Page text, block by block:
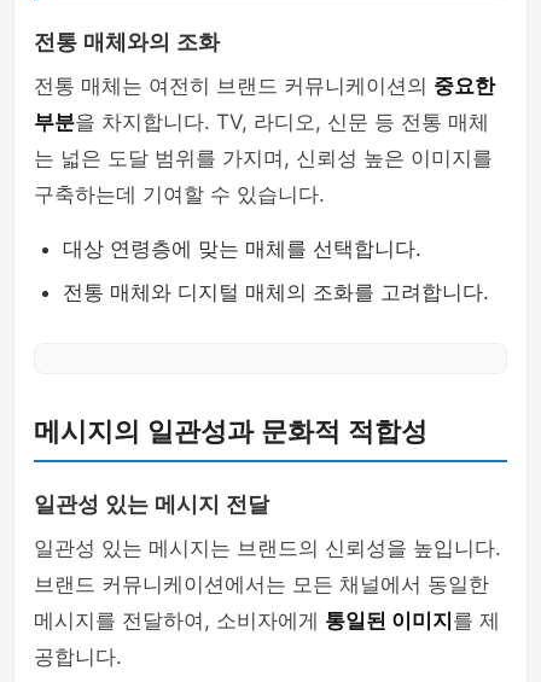
전통 매체와의 조화
전통 매체는 여전히 브랜드 커뮤니케이션의 중요한
부분을 차지합니다. TV, 라디오, 신문 등 전통 매체
는 넓은 도달 범위를 가지며, 신뢰성 높은 이미지를
구축하는데 기여할 수 있습니다.
대상 연령층에 맞는 매체를 선택합니다.
전통 매체와 디지털 매체의 조화를 고려합니다.
메시지의 일관성과 문화적 적합성
일관성 있는 메시지 전달
일관성 있는 메시지는 브랜드의 신뢰성을 높입니다.
브랜드 커뮤니케이션에서는 모든 채널에서 동일한
메시지를 전달하여, 소비자에게 통일된 이미지 를 제
공합니다.